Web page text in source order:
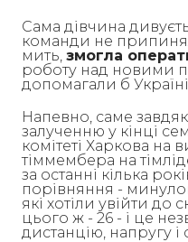
Сама дівчина
команди не
мить, змогла
роботу над новими
допомагали б
Напевно, саме
залученню у кінці
комітеті Харкова на
тіммембера на
за останні кілька
порівняння -
які хотіли увійти
цього ж - 26 - і це
дистанцію, напругу і